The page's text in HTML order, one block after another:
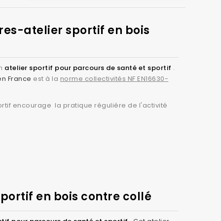
personnaliséen choisissant les ateliers
d’un large public.
en rondins bois
atelier sportif en bois
atelier sportif pour parcours de santé et sportif .
France est à la norme collectivités NF EN16630-
encourage la pratique régulière de l'activité
en bois contre collé